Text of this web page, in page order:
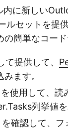
に新しい
セットを提
簡単なコード
提供して、
ます。
を使用して、
列挙値を
確認して、フ